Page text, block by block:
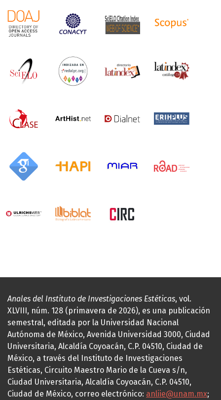
Anales del Instituto de Investigaciones Estéticas, vol.
XLVIII, núm. 128 (primavera de 2026), es una publicación
semestral, editada por la Universidad Nacional
Autónoma de México, Avenida Universidad 3000, Ciudad
Universitaria, Alcaldía Coyoacán, C.P. 04510, Ciudad de
México, a través del Instituto de Investigaciones
Estéticas, Circuito Maestro Mario de la Cueva s/n,
Ciudad Universitaria, Alcaldía Coyoacán, C.P. 04510,
Ciudad de México, correo electrónico: anliie@unam.mx;